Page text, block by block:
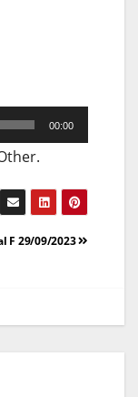
00:00
F 29/09/2023